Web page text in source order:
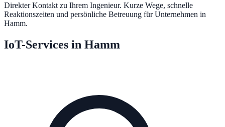
Direkter Kontakt zu Ihrem Ingenieur. Kurze Wege, schnelle
Reaktionszeiten und persönliche Betreuung für Unternehmen in
Hamm.
IoT-Services in Hamm